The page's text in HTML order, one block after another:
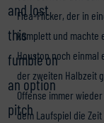
and lost
this
fumble on
an option
pitch
Flea-Flicker, der in
komplett und machte
Houston noch einmal
der zweiten Halbzeit
Offense immer
dem Laufspiel die